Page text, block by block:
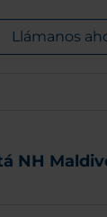
Llámanos
NH